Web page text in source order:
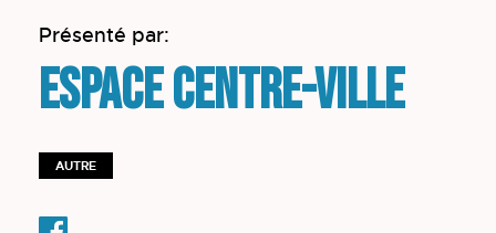
Présenté par:
Espace Centre-ville
AUTRE